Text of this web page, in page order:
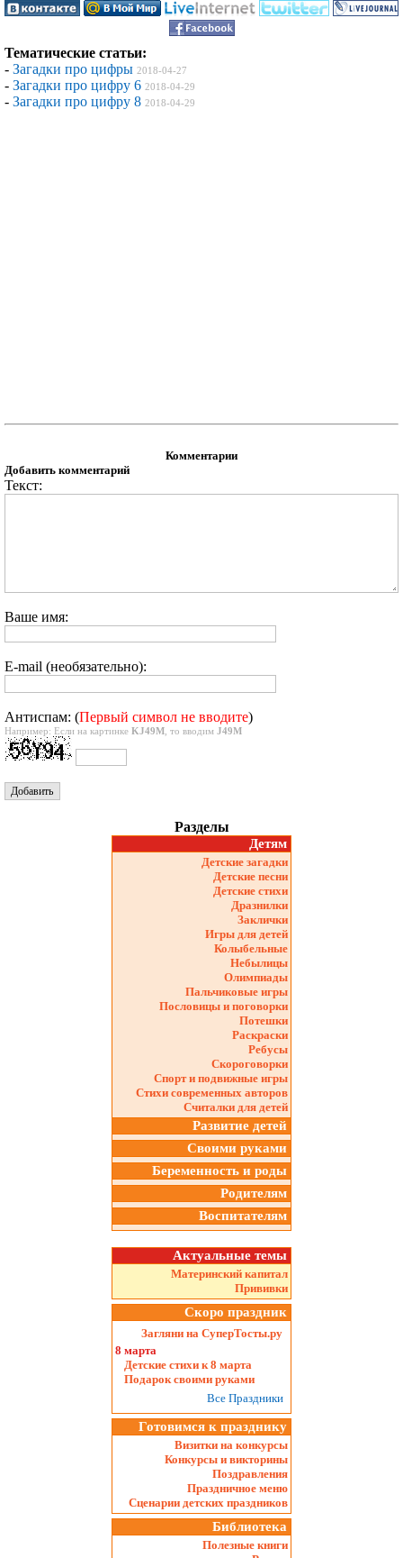
Тематические статьи:
- Загадки про цифры 2018-04-27
- Загадки про цифру 6 2018-04-29
- Загадки про цифру 8 2018-04-29
Комментарии
Добавить комментарий
Текст:
Ваше имя:
E-mail (необязательно):
Антиспам: (Первый символ не вводите)
Например: Если на картинке KJ49M , то вводим J49M
Разделы
Детям
Детские загадки
Детские песни
Детские стихи
Дразнилки
Заклички
Игры для детей
Колыбельные
Небылицы
Олимпиады
Пальчиковые игры
Пословицы и поговорки
Потешки
Раскраски
Ребусы
Скороговорки
Спорт и подвижные игры
Стихи современных авторов
Считалки для детей
Развитие детей
Своими руками
Беременность и роды
Родителям
Воспитателям
Актуальные темы
Материнский капитал
Прививки
Скоро праздник
Загляни на СуперТосты.ру
8 марта
Детские стихи к 8 марта
Подарок своими руками
Все Праздники
Готовимся к празднику
Визитки на конкурсы
Конкурсы и викторины
Поздравления
Праздничное меню
Сценарии детских праздников
Библиотека
Полезные книги